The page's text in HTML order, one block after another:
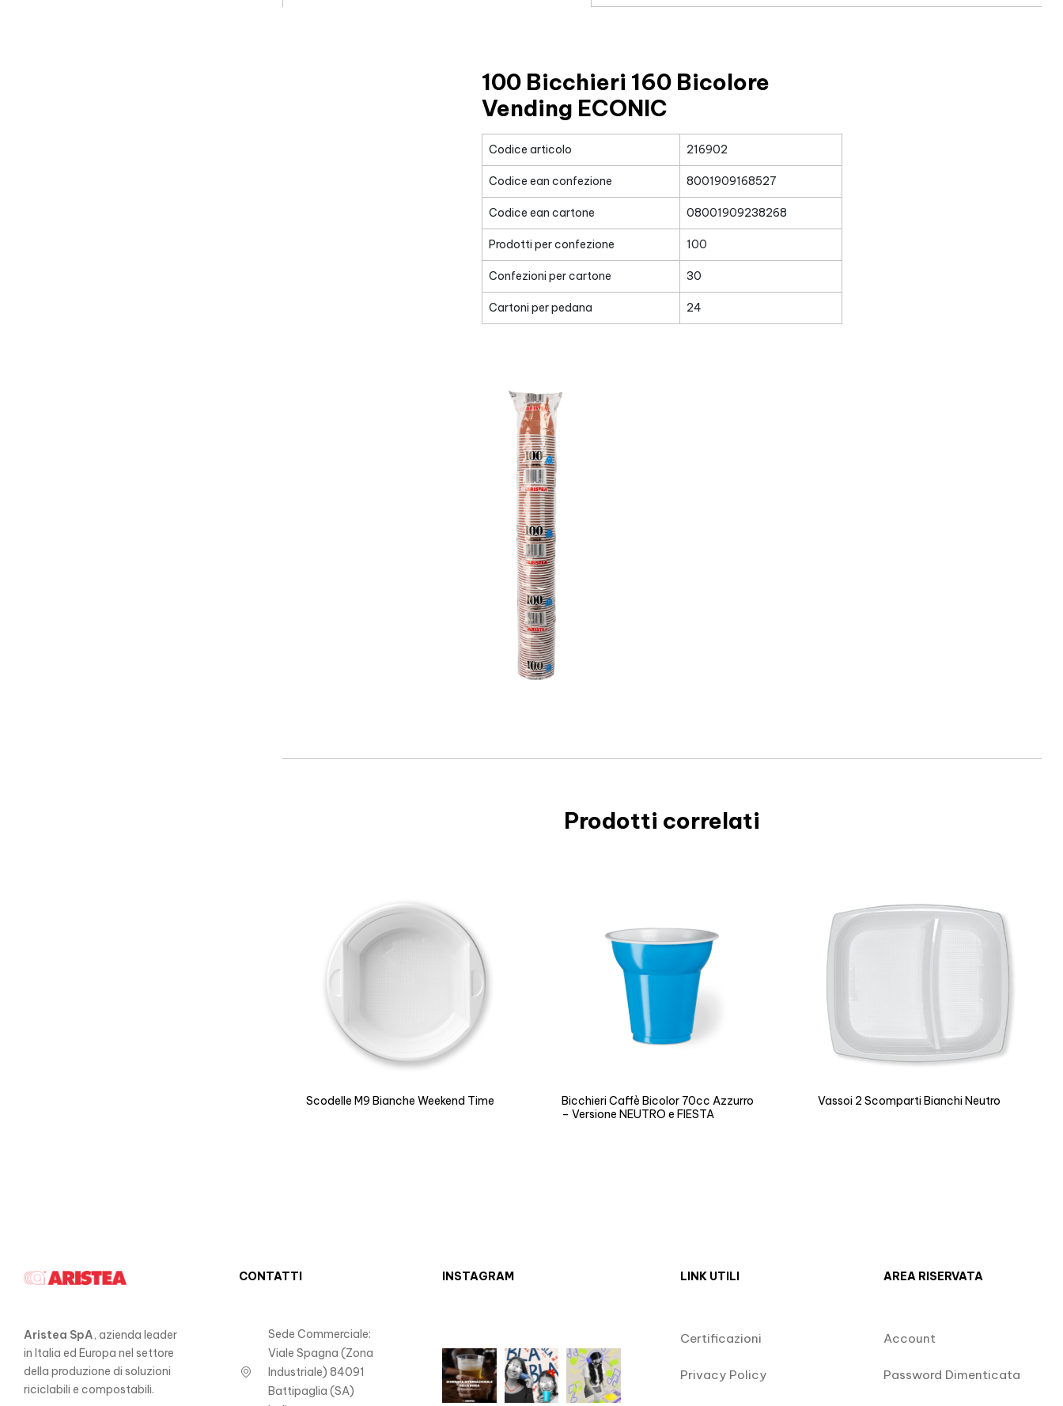
100 Bicchieri 160 Bicolore
Vending ECONIC
Codice articolo 216902
Codice ean confezione 8001909168527
Codice ean cartone 08001909238268
Prodotti per confezione 100
Confezioni per cartone 30
Cartoni per pedana 24
Prodotti correlati
Scodelle M9 Bianche Weekend Time
Bicchieri Caffè Bicolor 70cc Azzurro
– Versione NEUTRO e FIESTA
Vassoi 2 Scomparti Bianchi Neutro
Aristea SpA, azienda leader
in Italia ed Europa nel settore
della produzione di soluzioni
riciclabili e compostabili.
CONTATTI
Sede Commerciale:
Viale Spagna (Zona
Industriale) 84091
Battipaglia (SA)
INSTAGRAM LINK UTILI
Certificazioni
Privacy Policy
AREA RISERVATA
Account
Password Dimenticata